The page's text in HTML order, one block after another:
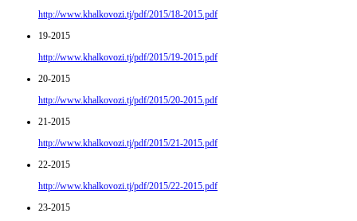
http://www.khalkovozi.tj/pdf/2015/18-2015.pdf
19-2015
http://www.khalkovozi.tj/pdf/2015/19-2015.pdf
20-2015
http://www.khalkovozi.tj/pdf/2015/20-2015.pdf
21-2015
http://www.khalkovozi.tj/pdf/2015/21-2015.pdf
22-2015
http://www.khalkovozi.tj/pdf/2015/22-2015.pdf
23-2015